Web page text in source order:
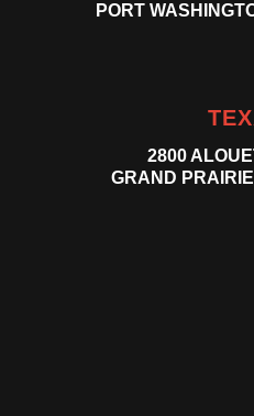
PORT
2800
GRAND